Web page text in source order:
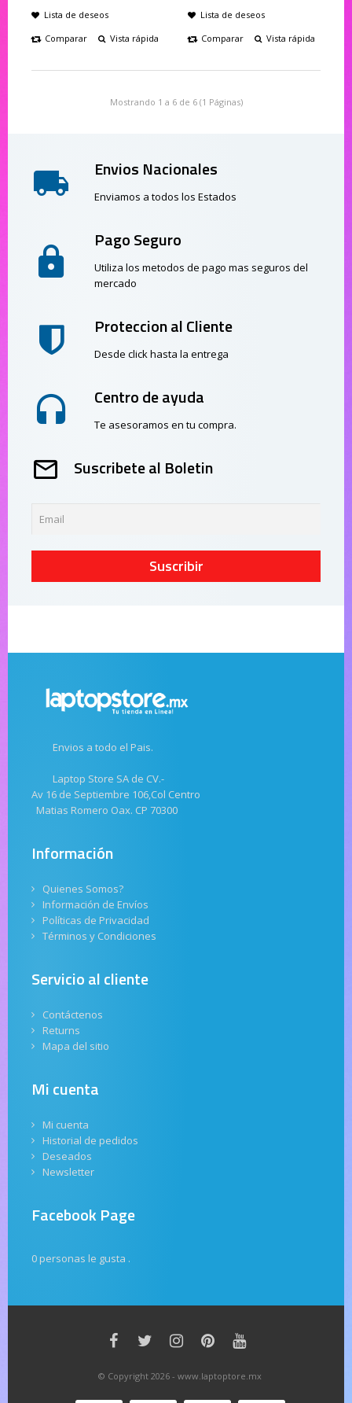
Lista de deseos
Comparar
Vista rápida
Lista de deseos
Comparar
Vista rápida
Mostrando 1 a 6 de 6 (1 Páginas)
Envios Nacionales
Enviamos a todos los Estados
Pago Seguro
Utiliza los metodos de pago mas seguros del
mercado
Proteccion al Cliente
Desde click hasta la entrega
Centro de ayuda
Te asesoramos en tu compra.
Suscribete al Boletin
Suscribir
Envios a todo el Pais.
Laptop Store SA de CV.-
Av 16 de Septiembre 106,Col Centro
Matias Romero Oax. CP 70300
Información
Quienes Somos?
Información de Envíos
Políticas de Privacidad
Términos y Condiciones
Servicio al cliente
Contáctenos
Returns
Mapa del sitio
Mi cuenta
Mi cuenta
Historial de pedidos
Deseados
Newsletter
Facebook Page
0 personas le gusta .
© Copyright 2026 - www.laptoptore.mx